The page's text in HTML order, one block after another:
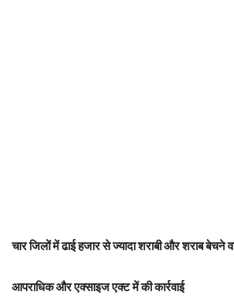
चार जिलों में ढाई हजार से ज्यादा शराबी और शराब बेचने
आपराधिक और एक्साइज एक्ट में की कार्रवाई